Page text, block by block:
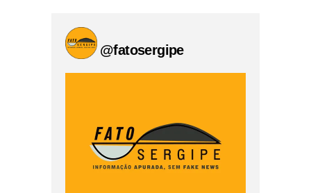
@fatosergipe